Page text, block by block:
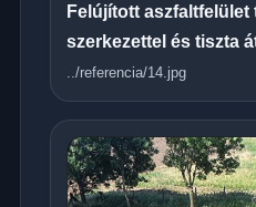
Felújított aszfaltfelület
szerkezettel és tiszta
../referencia/14.jpg